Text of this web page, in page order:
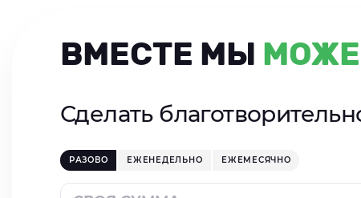
ВМЕСТЕ МЫ
Сделать
РАЗОВО ЕЖЕНЕДЕЛЬНО ЕЖЕМЕСЯЧНО